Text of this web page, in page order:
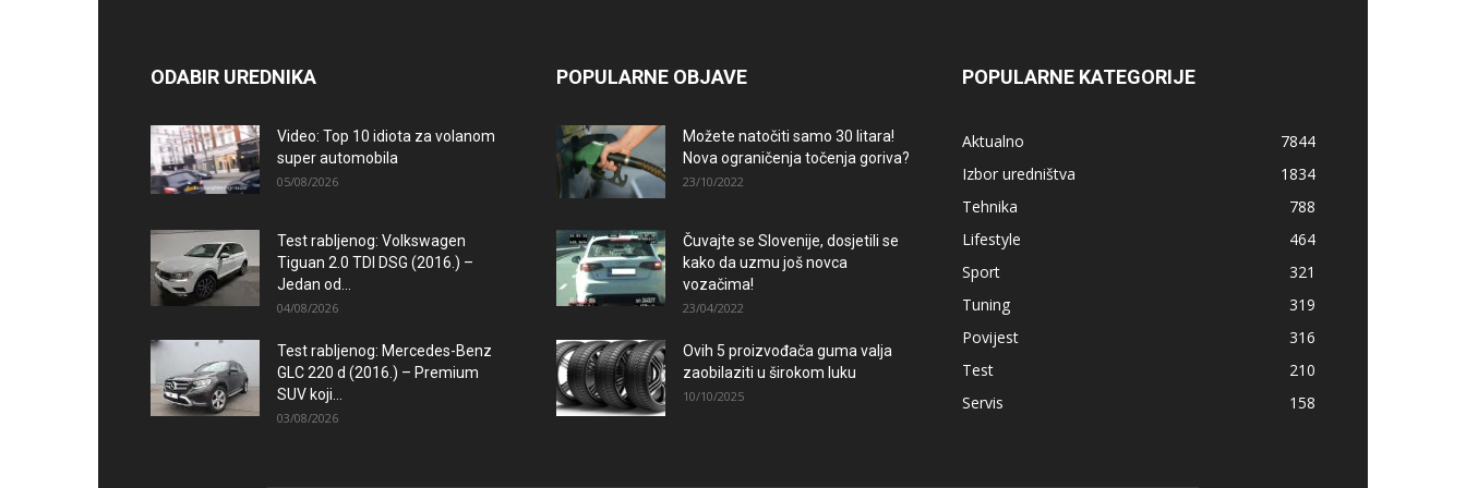
ODABIR UREDNIKA
Video: Top 10 idiota za volanom
super automobila
05/08/2026
Test rabljenog: Volkswagen
Tiguan 2.0 TDI DSG (2016.) –
Jedan od...
04/08/2026
Test rabljenog: Mercedes-Benz
GLC 220 d (2016.) – Premium
SUV koji...
03/08/2026
POPULARNE OBJAVE
Možete natočiti samo 30 litara!
Nova ograničenja točenja goriva?
23/10/2022
Čuvajte se Slovenije, dosjetili se
kako da uzmu još novca
vozačima!
23/04/2022
Ovih 5 proizvođača guma valja
zaobilaziti u širokom luku
10/10/2025
POPULARNE KATEGORIJE
Aktualno
7844
Izbor uredništva
1834
Tehnika
788
Lifestyle
464
Sport
321
Tuning
319
Povijest
316
Test
210
Servis
158